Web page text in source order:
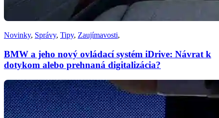
Novinky, Správy, Tipy, Zaujímavosti,
BMW a jeho nový ovládací systém iDrive: Návrat k
dotykom alebo prehnaná digitalizácia?